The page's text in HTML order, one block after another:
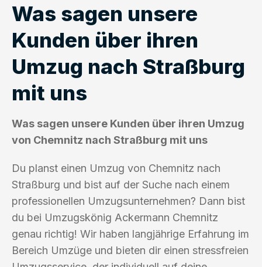
Was sagen unsere
Kunden über ihren
Umzug nach Straßburg
mit uns
Was sagen unsere Kunden über ihren Umzug
von Chemnitz nach Straßburg mit uns
Du planst einen Umzug von Chemnitz nach
Straßburg und bist auf der Suche nach einem
professionellen Umzugsunternehmen? Dann bist
du bei Umzugskönig Ackermann Chemnitz
genau richtig! Wir haben langjährige Erfahrung im
Bereich Umzüge und bieten dir einen stressfreien